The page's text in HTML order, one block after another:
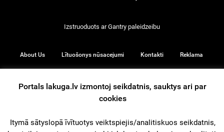
Izstruoduots arGantry paleidzeibu
About Us Lītuošonys nūsacejumi Kontakti Reklama
© 2026
Portals lakuga.lv izmontoj seikdatnis, sauktys ari par
cookies
Itymā sātyslopā īvītuotys veiktspiejis/analitiskuos seikdatnis,